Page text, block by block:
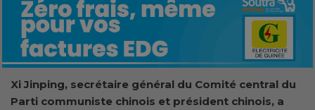
Xi Jinping, secrétaire général du Comité central du
Parti communiste chinois et président chinois, a